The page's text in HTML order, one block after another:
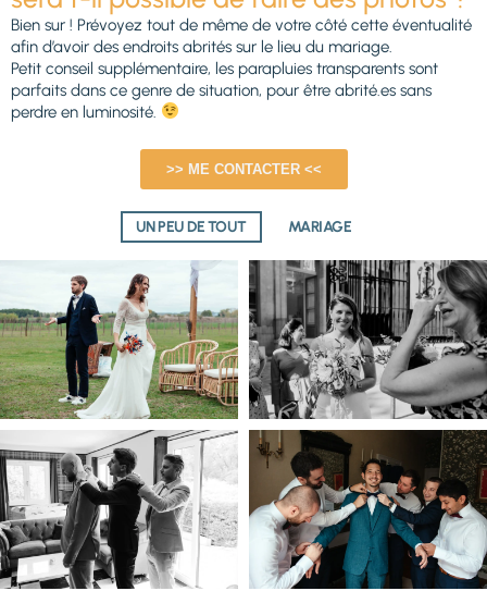
Bien sur ! Prévoyez tout de même de votre côté cette éventualité
afin d’avoir des endroits abrités sur le lieu du mariage.
Petit conseil supplémentaire, les parapluies transparents sont
parfaits dans ce genre de situation, pour être abrité.es sans
perdre en luminosité.
>> ME CONTACTER <<
UN PEU DE TOUT MARIAGE